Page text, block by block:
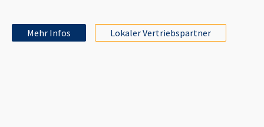
Mehr Infos Lokaler Vertriebspartner